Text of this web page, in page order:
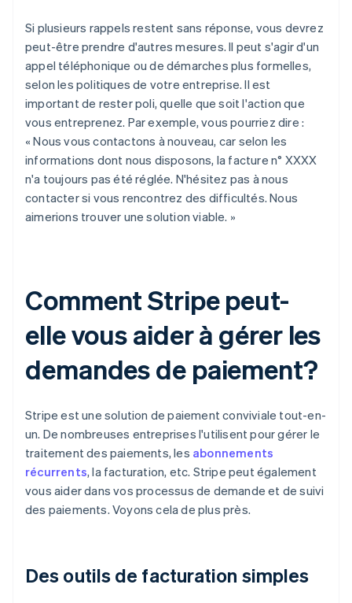
Si plusieurs rappels restent sans réponse, vous devrez
peut-être prendre d'autres mesures. Il peut s'agir d'un
appel téléphonique ou de démarches plus formelles,
selon les politiques de votre entreprise. Il est
important de rester poli, quelle que soit l'action que
vous entreprenez. Par exemple, vous pourriez dire :
« Nous vous contactons à nouveau, car selon les
informations dont nous disposons, la facture n° XXXX
n'a toujours pas été réglée. N'hésitez pas à nous
contacter si vous rencontrez des difficultés. Nous
aimerions trouver une solution viable. »
Comment Stripe peut-
elle vous aider à gérer les
demandes de paiement?
Stripe est une solution de paiement conviviale tout-en-
un. De nombreuses entreprises l'utilisent pour gérer le
traitement des paiements, les abonnements
récurrents, la facturation, etc. Stripe peut également
vous aider dans vos processus de demande et de suivi
des paiements. Voyons cela de plus près.
Des outils de facturation simples